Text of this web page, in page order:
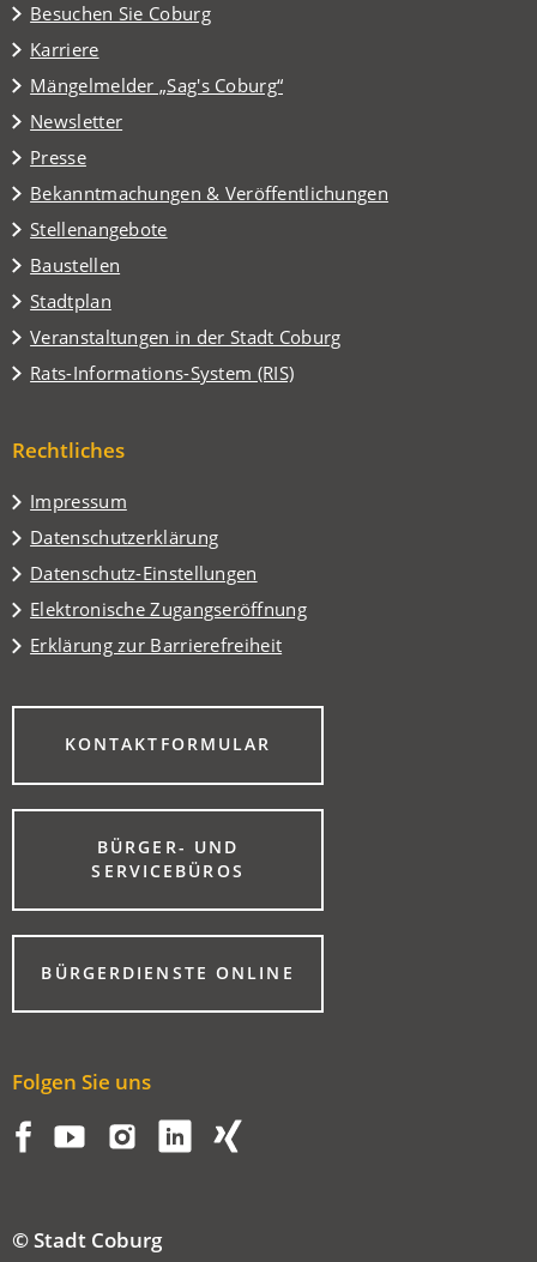
Besuchen Sie Coburg
(Öffnet
in
einem
neuen
Tab)
Karriere
Mängelmelder „Sag's Coburg“
(Öffnet
in
einem
neuen
Tab)
Newsletter
Presse
Bekanntmachungen & Veröffentlichungen
Stellenangebote
Baustellen
Stadtplan
(Öffnet
in
einem
neuen
Veranstaltungen in der Stadt Coburg
(Öffnet
in
einem
Tab)
Rats-Informations-System (RIS)
(Öffnet
neuen
Rechtliches
Impressum
Datenschutzerklärung
Datenschutz-Einstellungen
Elektronische Zugangseröffnung
Erklärung zur Barrierefreiheit
KONTAKTFORMULAR
(ÖFFNET
EINEM
NEUEN
BÜRGER- UND
SERVICEBÜROS
(ÖFFNET
EINEM
NEUEN
TAB)BÜRGERDIENSTE ONLINE
(ÖFFNET
EINEM
Folgen Sie uns
© Stadt Coburg